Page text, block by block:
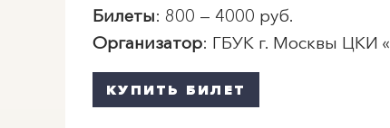
Билеты: 800 — 4000 руб.
Организатор: ГБУК г. Москвы ЦКИ «
КУПИТЬ БИЛЕТ